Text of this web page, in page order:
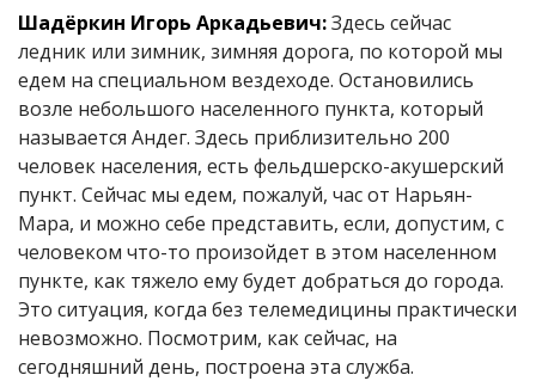
Шадёркин Игорь Аркадьевич:Здесь сейчас
ледник или зимник, зимняя дорога, по которой мы
едем на специальном вездеходе. Остановились
возле небольшого населенного пункта, который
называется Андег. Здесь приблизительно 200
человек населения, есть фельдшерско-акушерский
пункт. Сейчас мы едем, пожалуй, час от Нарьян-
Мара, и можно себе представить, если, допустим, с
человеком что-то произойдет в этом населенном
пункте, как тяжело ему будет добраться до города.
Это ситуация, когда без телемедицины практически
невозможно. Посмотрим, как сейчас, на
сегодняшний день, построена эта служба.